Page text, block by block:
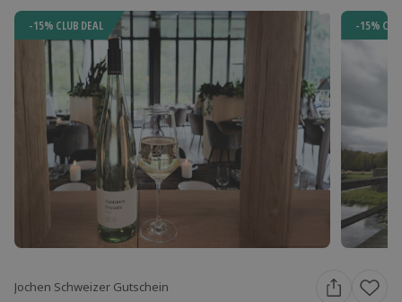
-15% CLUB DEAL -15%
Jochen Schweizer Gutschein